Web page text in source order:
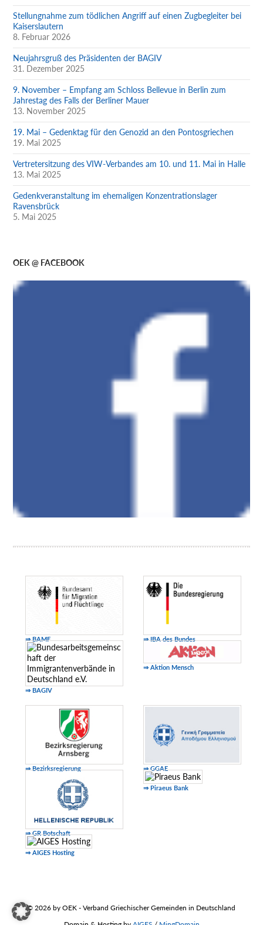
Stellungnahme zum tödlichen Angriff auf einen Zugbegleiter bei
Kaiserslautern
8. Februar 2026
Neujahrsgruß des Präsidenten der BAGIV
31. Dezember 2025
9. November – Empfang am Schloss Bellevue in Berlin zum
Jahrestag des Falls der Berliner Mauer
13. November 2025
19. Mai – Gedenktag für den Genozid an den Pontosgriechen
19. Mai 2025
Vertretersitzung des VIW-Verbandes am 10. und 11. Mai in Halle
13. Mai 2025
Gedenkveranstaltung im ehemaligen Konzentrationslager
Ravensbrück
5. Mai 2025
OEK @ FACEBOOK
⇒ BAMF ⇒ IBA des Bundes
⇒ BAGIV
⇒ Aktion Mensch
⇒ Bezirksregierung ⇒ GGAE
⇒ GR Botschaft
⇒ Piraeus Bank
⇒ AIGES Hosting
© 2026 by OEK - Verband Griechischer Gemeinden in Deutschland